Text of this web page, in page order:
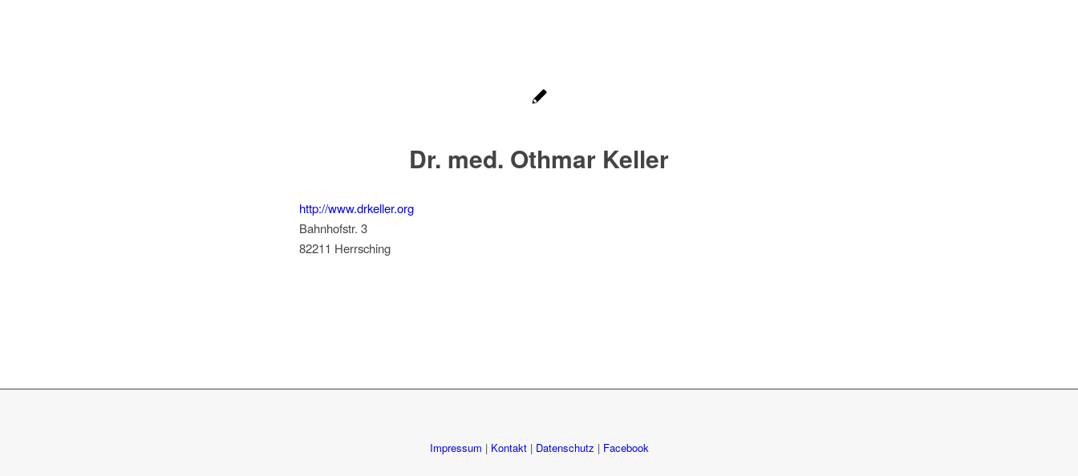
Dr. med. Othmar Keller
http://www.drkeller.org
Bahnhofstr. 3
82211 Herrsching
Impressum | Kontakt| Datenschutz | Facebook